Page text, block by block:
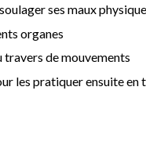
ses maux
organes
travers de mouvements
les pratiquer ensuite en